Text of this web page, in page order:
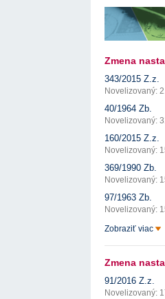
ÚVO
17. 7. 2026
17. 7. 2026
Zelené
8. 7. 2026
Zmena
343/2015 Z.z.
Novelizovaný:
40/1964 Zb.
Novelizovaný:
160/2015 Z.z.
Novelizovaný:
369/1990 Zb.
Novelizovaný:
97/1963 Zb.
Novelizovaný:
Zobraziť viac
Zmena
91/2016 Z.z.
Novelizovaný: